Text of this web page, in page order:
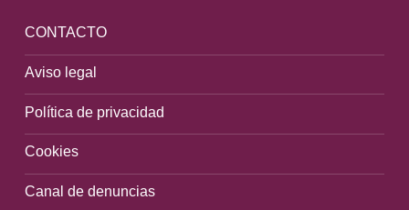
CONTACTO
Aviso legal
Política de privacidad
Cookies
Canal de denuncias